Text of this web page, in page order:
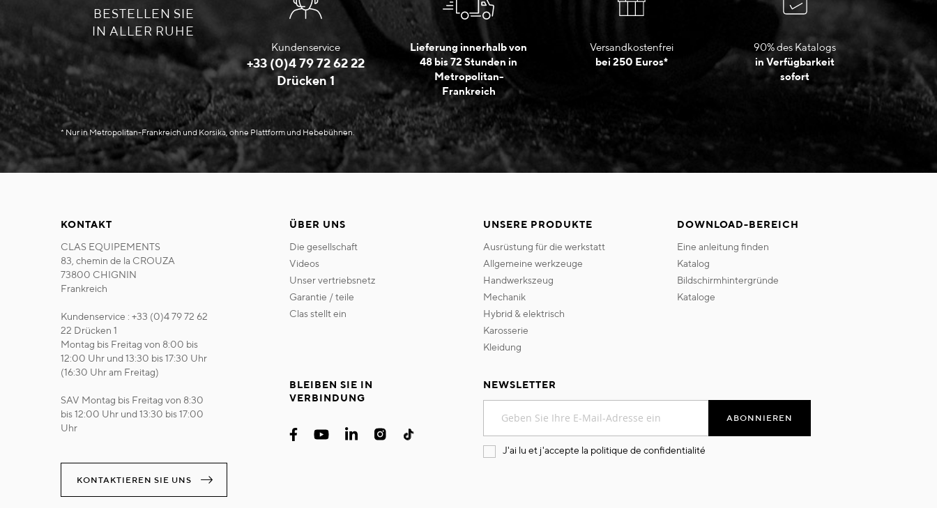
BESTELLEN SIE
IN ALLER RUHE
Kundenservice
+33 (0)4 79 72 62 22
Drücken 1
Lieferung innerhalb von
48 bis 72 Stunden in
Metropolitan-
Frankreich
Versandkostenfrei
bei 250 Euros*
90% des Katalogs
in Verfügbarkeit
sofort
* Nur in Metropolitan-Frankreich und Korsika, ohne Plattform und Hebebühnen.
KONTAKT
CLAS EQUIPEMENTS
83, chemin de la CROUZA
73800 CHIGNIN
Frankreich
Kundenservice : +33 (0)4 79 72 62
22 Drücken 1
Montag bis Freitag von 8:00 bis
12:00 Uhr und 13:30 bis 17:30 Uhr
(16:30 Uhr am Freitag)
SAV Montag bis Freitag von 8:30
bis 12:00 Uhr und 13:30 bis 17:00
Uhr
KONTAKTIEREN SIE UNS
ÜBER UNS
die gesellschaft
videos
unser vertriebsnetz
garantie / teile
clas stellt ein
UNSERE PRODUKTE
ausrüstung für die werkstatt
allgemeine werkzeuge
handwerkszeug
mechanik
hybrid & elektrisch
karosserie
kleidung
DOWNLOAD-BEREICH
eine anleitung finden
katalog
bildschirmhintergründe
kataloge
BLEIBEN SIE IN
VERBINDUNG
NEWSLETTER
sich
für
ABONNIEREN
J'ai lu et j'accepte la politique de confidentialité